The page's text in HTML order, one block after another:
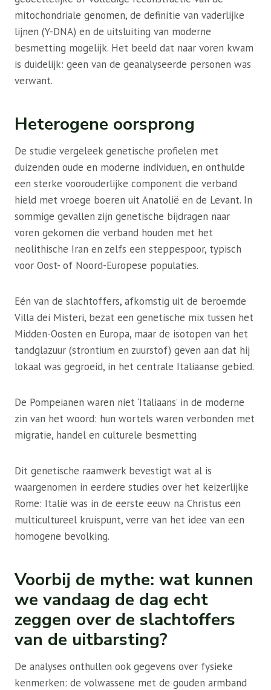
mitochondriale genomen, de definitie van vaderlijke
lijnen (Y-DNA) en de uitsluiting van moderne
besmetting mogelijk. Het beeld dat naar voren kwam
is duidelijk: geen van de geanalyseerde personen was
verwant.
Heterogene oorsprong
De studie vergeleek genetische profielen met
duizenden oude en moderne individuen, en onthulde
een sterke voorouderlijke component die verband
hield met vroege boeren uit Anatolië en de Levant. In
sommige gevallen zijn genetische bijdragen naar
voren gekomen die verband houden met het
neolithische Iran en zelfs een steppespoor, typisch
voor Oost- of Noord-Europese populaties.
Eén van de slachtoffers, afkomstig uit de beroemde
Villa dei Misteri, bezat een genetische mix tussen het
Midden-Oosten en Europa, maar de isotopen van het
tandglazuur (strontium en zuurstof) geven aan dat hij
lokaal was gegroeid, in het centrale Italiaanse gebied.
De Pompeianen waren niet ‘Italiaans’ in de moderne
zin van het woord: hun wortels waren verbonden met
migratie, handel en culturele besmetting
Dit genetische raamwerk bevestigt wat al is
waargenomen in eerdere studies over het keizerlijke
Rome: Italië was in de eerste eeuw na Christus een
multicultureel kruispunt, verre van het idee van een
homogene bevolking.
Voorbij de mythe: wat kunnen
we vandaag de dag echt
zeggen over de slachtoffers
van de uitbarsting?
De analyses onthullen ook gegevens over fysieke
kenmerken: de volwassene met de gouden armband